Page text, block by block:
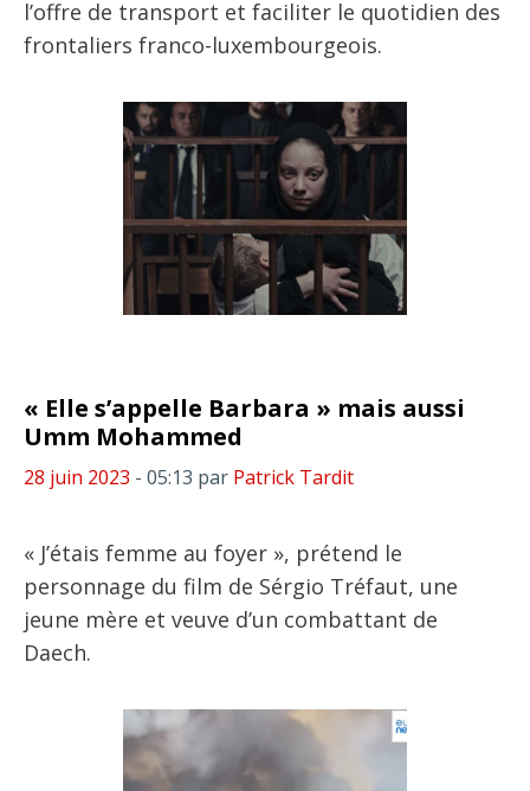
l’offre de transport et faciliter le quotidien des
frontaliers franco-luxembourgeois.
« Elle s’appelle Barbara » mais aussi
Umm Mohammed
28 juin 2023 - 05:13 par Patrick Tardit
« J’étais femme au foyer », prétend le
personnage du film de Sérgio Tréfaut, une
jeune mère et veuve d’un combattant de
Daech.